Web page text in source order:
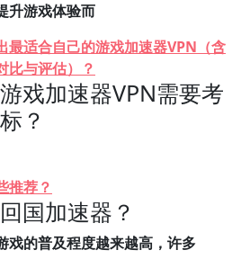
升游戏体验而
最适合自己的游戏加速器VPN（含
比与评估）？
戏加速器VPN需要考
？
推荐？
国加速器？
戏的普及程度越来越高，许多